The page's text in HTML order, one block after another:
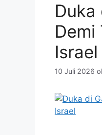
Duka
Demi
Israel
10 Juli 2026